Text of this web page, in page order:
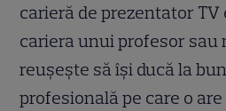
carieră de prezentator TV
cariera unui profesor sau
reușește să își ducă la
profesională pe care o